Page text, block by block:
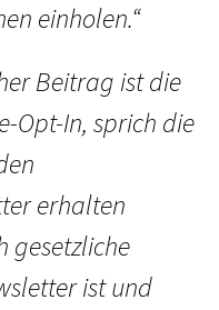
einholen.“
Beitrag ist die
Opt-In, sprich die
erhalten
gesetzliche
ist und